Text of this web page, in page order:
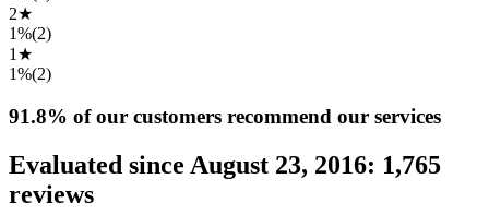
2★
1%(2)
1 ★
1%(2)
91.8% of our customers recommend our services
Evaluated since August 23, 2016: 1,765
reviews